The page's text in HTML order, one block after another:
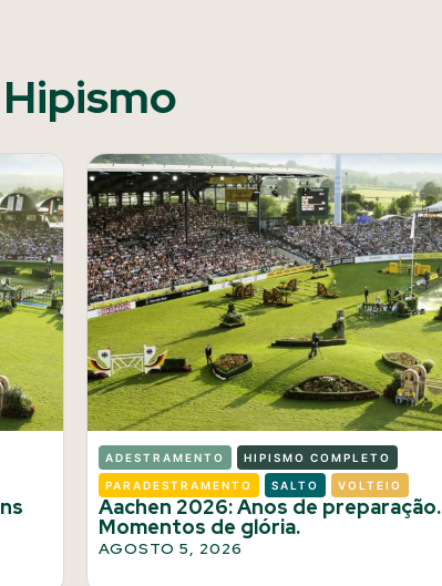
ADESTRAMENTO HIPISMO COMPLETO
PARADESTRAMENTO SALTO VOLTEIO
Aachen 2026: Anos de preparação.
Momentos de glória.
AGOSTO 5, 2026